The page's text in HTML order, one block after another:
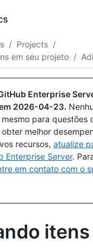
/ Projects /
em seu projeto /
Enterprise
2026-04-23.
para questões
melhor
recursos, atualize
Enterprise Server.
em contato com o
itens